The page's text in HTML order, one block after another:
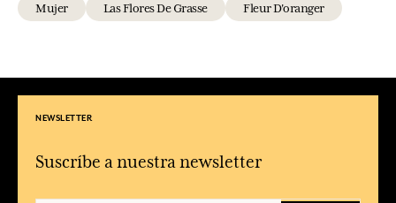
Mujer Las Flores De Grasse Fleur D'oranger
NEWSLETTER
Suscríbe a nuestra newsletter